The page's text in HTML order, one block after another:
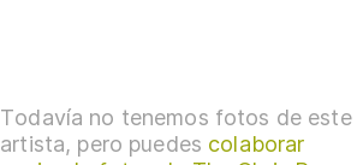
Todavía no tenemos fotos de este
artista, pero puedes colaborar